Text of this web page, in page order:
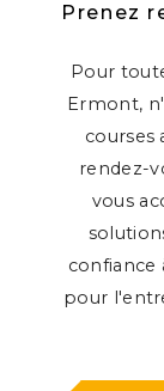
Prenez
Pour
Ermont,
courses
rendez-
vous
confiance
pour